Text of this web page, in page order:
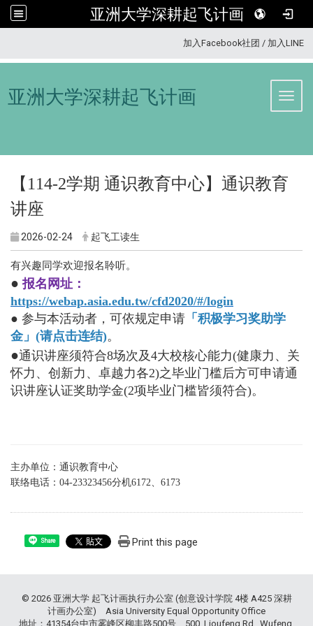
亚洲大学深耕起飞计画
加入Facebook社团 / 加入LINE
亚洲大学深耕起飞计画
【114-2学期 通识教育中心】 通识教育
讲座
2026-02-24 起飞工读生
有兴趣同学欢迎报名聆听。
● 报名网址 ：
https://webap.asia.edu.tw/cfd2020/#/login
● 参与本活动者，可依规定申请 「积极学习奖助学
金」(请点击连结)。
●通识讲座须符合8场次及4大校核心能力(健康力、关
怀力、创新力、卓越力各2)之毕业门槛后方可申请通
识讲座认证奖助学金(2项毕业门槛皆须符合)。
主办单位：通识教育中心
联络电话：04-23323456分机6172、6173
Share Print this page
© 2026 亚洲大学 起飞计画执行办公室 (创意设计学院 4楼 A425 深耕
计画办公室) Asia University Equal Opportunity Office
地址：41354台中市雾峰区柳丰路500号 500, Lioufeng Rd., Wufeng,